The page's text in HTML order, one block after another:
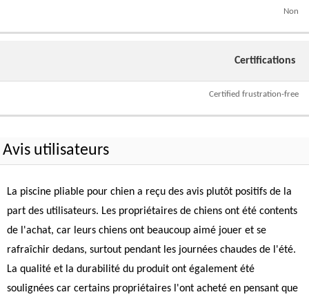
Non
Certifications
Certified frustration-free
Avis utilisateurs
La piscine pliable pour chien a reçu des avis plutôt positifs de la
part des utilisateurs. Les propriétaires de chiens ont été contents
de l'achat, car leurs chiens ont beaucoup aimé jouer et se
rafraîchir dedans, surtout pendant les journées chaudes de l'été.
La qualité et la durabilité du produit ont également été
soulignées car certains propriétaires l'ont acheté en pensant que